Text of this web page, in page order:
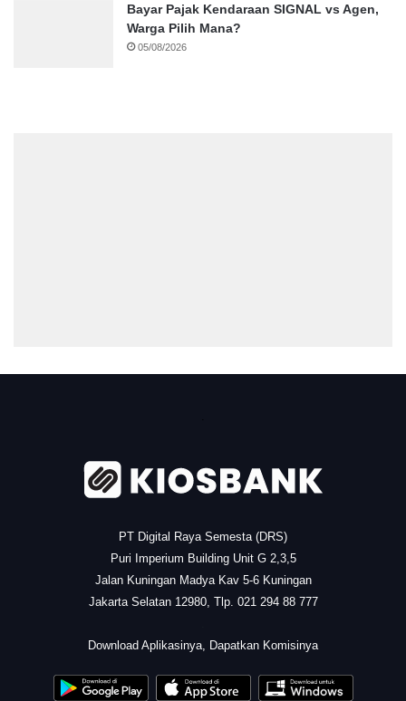
Bayar Pajak Kendaraan SIGNAL vs Agen,
Warga Pilih Mana?
05/08/2026
PT Digital Raya Semesta (DRS)
Puri Imperium Building Unit G 2,3,5
Jalan Kuningan Madya Kav 5-6 Kuningan
Jakarta Selatan 12980, Tlp. 021 294 88 777
Download Aplikasinya, Dapatkan Komisinya